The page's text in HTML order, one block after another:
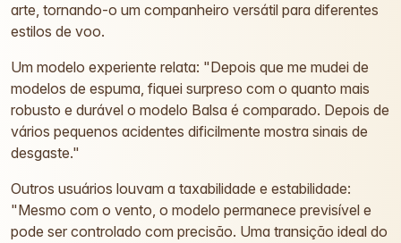
arte, tornando-o um companheiro versátil para diferentes
estilos de voo.
Um modelo experiente relata: "Depois que me mudei de
modelos de espuma, fiquei surpreso com o quanto mais
robusto e durável o modelo Balsa é comparado. Depois de
vários pequenos acidentes dificilmente mostra sinais de
desgaste."
Outros usuários louvam a taxabilidade e estabilidade:
"Mesmo com o vento, o modelo permanece previsível e
pode ser controlado com precisão. Uma transição ideal do